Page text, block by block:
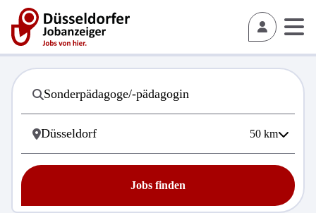
50 km
Jobs finden